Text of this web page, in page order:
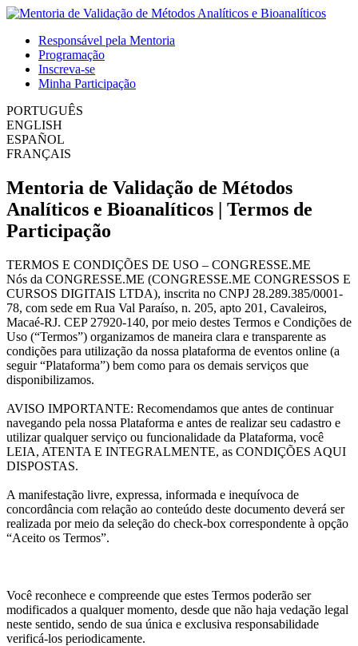
Responsável pela Mentoria
Programação
Inscreva-se
Minha Participação
PORTUGUÊS
ENGLISH
ESPAÑOL
FRANÇAIS
Mentoria de Validação de Métodos
Analíticos e Bioanalíticos | Termos de
Participação
TERMOS E CONDIÇÕES DE USO – CONGRESSE.ME
Nós da CONGRESSE.ME (CONGRESSE.ME CONGRESSOS E
CURSOS DIGITAIS LTDA), inscrita no CNPJ 28.289.385/0001-
78, com sede em Rua Val Paraíso, n. 205, apto 201, Cavaleiros,
Macaé-RJ. CEP 27920-140, por meio destes Termos e Condições de
Uso (“Termos”) organizamos de maneira clara e transparente as
condições para utilização da nossa plataforma de eventos online (a
seguir “Plataforma”) bem como para os demais serviços que
disponibilizamos.
AVISO IMPORTANTE: Recomendamos que antes de continuar
navegando pela nossa Plataforma e antes de realizar seu cadastro e
utilizar qualquer serviço ou funcionalidade da Plataforma, você
LEIA, ATENTA E INTEGRALMENTE, as CONDIÇÕES AQUI
DISPOSTAS.
A manifestação livre, expressa, informada e inequívoca de
concordância com relação ao conteúdo deste documento deverá ser
realizada por meio da seleção do check-box correspondente à opção
“Aceito os Termos”.
Você reconhece e compreende que estes Termos poderão ser
modificados a qualquer momento, desde que não haja vedação legal
neste sentido, sendo de sua única e exclusiva responsabilidade
verificá-los periodicamente.